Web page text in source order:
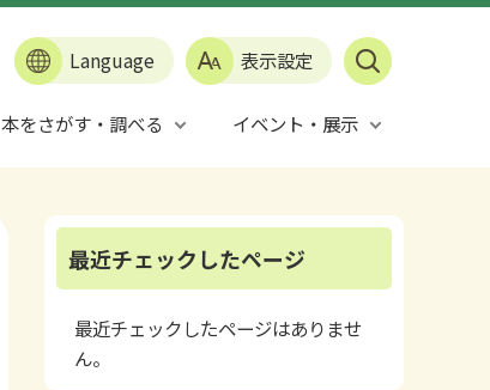
Language 表示設定
本をさがす・調べる イベント・展示
最近チェックしたページ
最近チェックしたページはありませ
ん。